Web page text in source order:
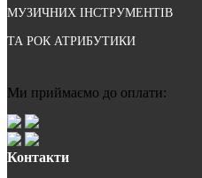
МУЗИЧНИХ ІНСТРУМЕНТІВ
ТА РОК АТРИБУТИКИ
Ми приймаємо до оплати:
Контакти